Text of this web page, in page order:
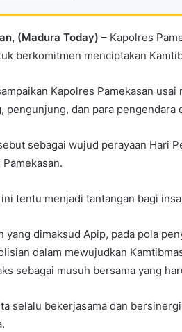
(Madura Today) – Kapolres
berkomitmen menciptakan
Kapolres Pamekasan
pengunjung, dan para pengendara
sebagai wujud perayaan Hari
ini tentu menjadi tantangan bagi
yang dimaksud Apip, pada pola
dalam mewujudkan
sebagai musuh bersama yang
selalu bekerjasama dan